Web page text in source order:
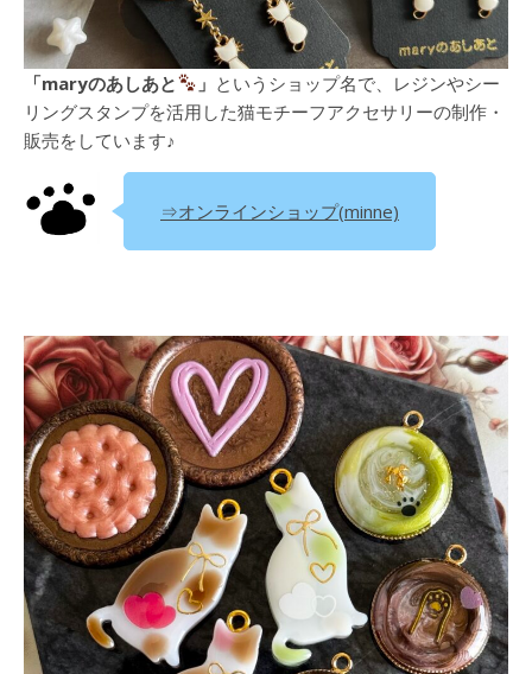
「maryのあしあと 」 というショップ名で、レジンやシー
リングスタンプを活用した猫モチーフアクセサリーの制作・
販売をしています♪
⇒オンラインショップ(minne)